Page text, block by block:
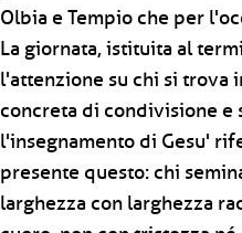
Olbia e Tempio che per
La giornata, istituita al
l'attenzione su chi si trova
concreta di condivisione e
l'insegnamento di Gesu'
presente questo: chi
larghezza con larghezza